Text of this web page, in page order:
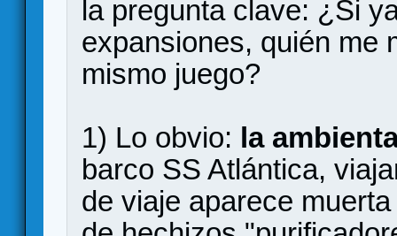
la pregunta clave: ¿Si
expansiones, quién me
mismo juego?
1) Lo obvio: la
barco SS Atlántica,
de viaje aparece